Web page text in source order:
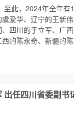
至此，2024年全年有
爱华、辽宁的王新
四川的于立军、广西
的陈永奇、新疆的
出任四川省委副书